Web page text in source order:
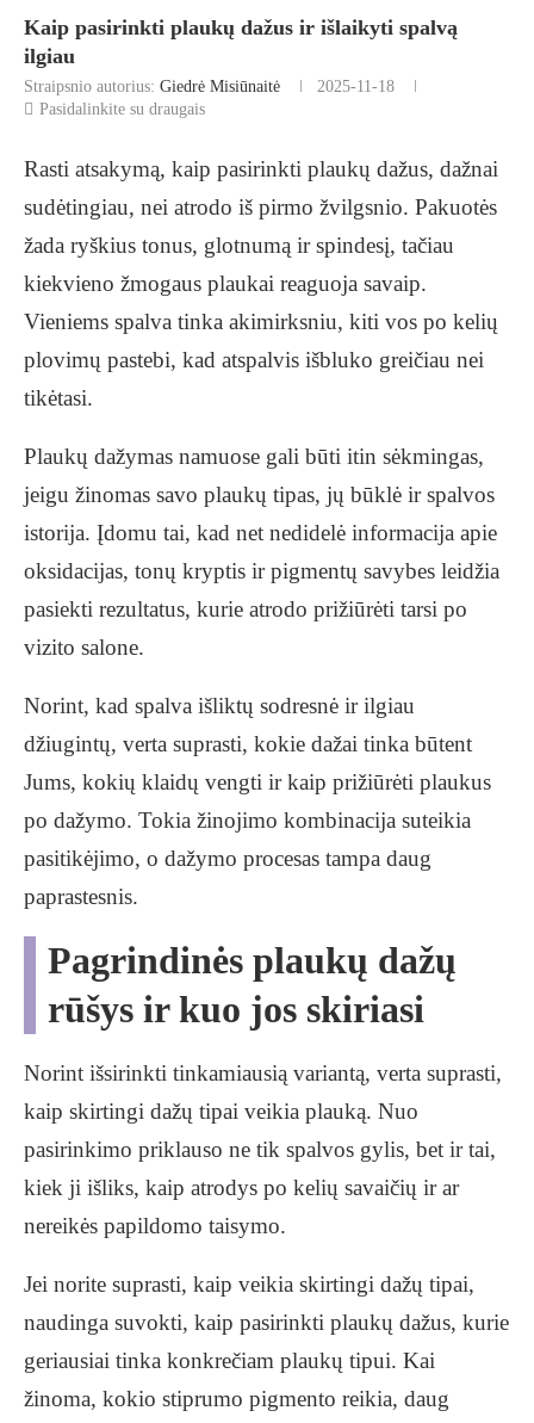
Kaip pasirinkti plaukų dažus ir išlaikyti spalvą
ilgiau
Straipsnio autorius: Giedrė Misiūnaitė
2025-11-18
Pasidalinkite su draugais
Rasti atsakymą, kaip pasirinkti plaukų dažus, dažnai
sudėtingiau, nei atrodo iš pirmo žvilgsnio. Pakuotės
žada ryškius tonus, glotnumą ir spindesį, tačiau
kiekvieno žmogaus plaukai reaguoja savaip.
Vieniems spalva tinka akimirksniu, kiti vos po kelių
plovimų pastebi, kad atspalvis išbluko greičiau nei
tikėtasi.
Plaukų dažymas namuose gali būti itin sėkmingas,
jeigu žinomas savo plaukų tipas, jų būklė ir spalvos
istorija. Įdomu tai, kad net nedidelė informacija apie
oksidacijas, tonų kryptis ir pigmentų savybes leidžia
pasiekti rezultatus, kurie atrodo prižiūrėti tarsi po
vizito salone.
Norint, kad spalva išliktų sodresnė ir ilgiau
džiugintų, verta suprasti, kokie dažai tinka būtent
Jums, kokių klaidų vengti ir kaip prižiūrėti plaukus
po dažymo. Tokia žinojimo kombinacija suteikia
pasitikėjimo, o dažymo procesas tampa daug
paprastesnis.
Pagrindinės plaukų dažų
rūšys ir kuo jos skiriasi
Norint išsirinkti tinkamiausią variantą, verta suprasti,
kaip skirtingi dažų tipai veikia plauką. Nuo
pasirinkimo priklauso ne tik spalvos gylis, bet ir tai,
kiek ji išliks, kaip atrodys po kelių savaičių ir ar
nereikės papildomo taisymo.
Jei norite suprasti, kaip veikia skirtingi dažų tipai,
naudinga suvokti, kaip pasirinkti plaukų dažus, kurie
geriausiai tinka konkrečiam plaukų tipui. Kai
žinoma, kokio stiprumo pigmento reikia, daug